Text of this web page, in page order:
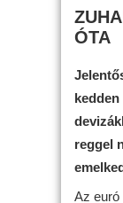
ÓTA
reggel
Az euró